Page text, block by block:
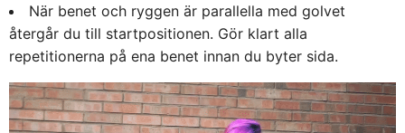
När benet och ryggen är parallella med golvet
återgår du till startpositionen. Gör klart alla
repetitionerna på ena benet innan du byter sida.